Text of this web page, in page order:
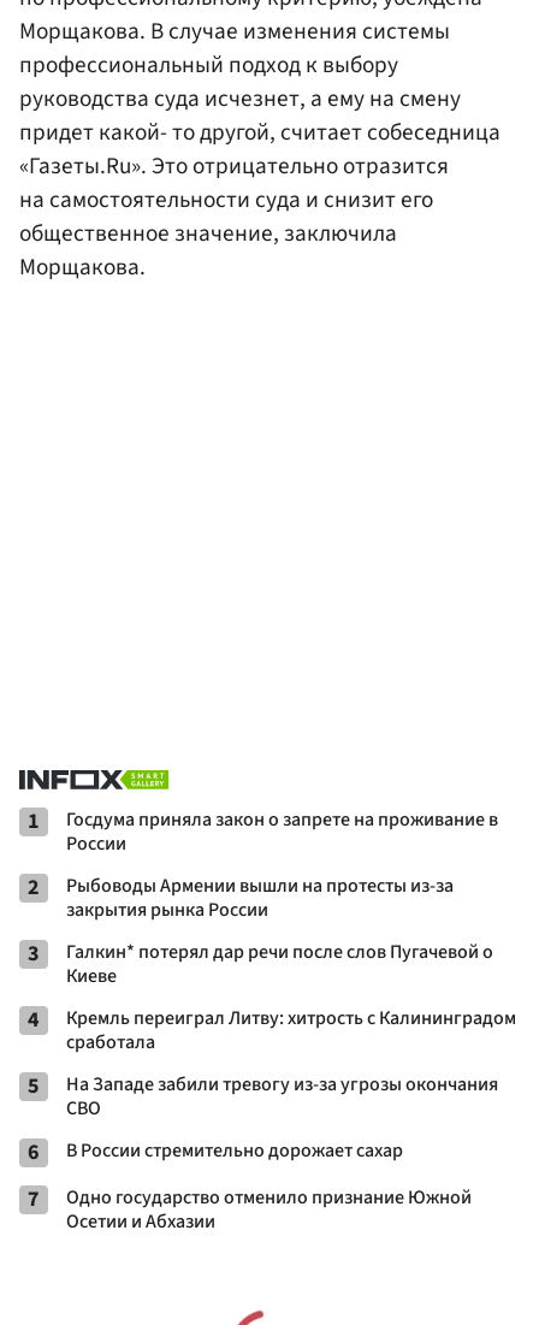
Морщакова. В случае изменения системы
профессиональный подход к выбору
руководства суда исчезнет, а ему на смену
придет какой- то другой, считает собеседница
«Газеты.Ru». Это отрицательно отразится
на самостоятельности суда и снизит его
общественное значение, заключила
Морщакова.
1
Госдума приняла закон о запрете на проживание в
России
2
Рыбоводы Армении вышли на протесты из-за
закрытия рынка России
3
Галкин* потерял дар речи после слов Пугачевой о
Киеве
4
Кремль переиграл Литву: хитрость с Калининградом
сработала
5
На Западе забили тревогу из-за угрозы окончания
СВО
6 В России стремительно дорожает сахар
7
Одно государство отменило признание Южной
Осетии и Абхазии